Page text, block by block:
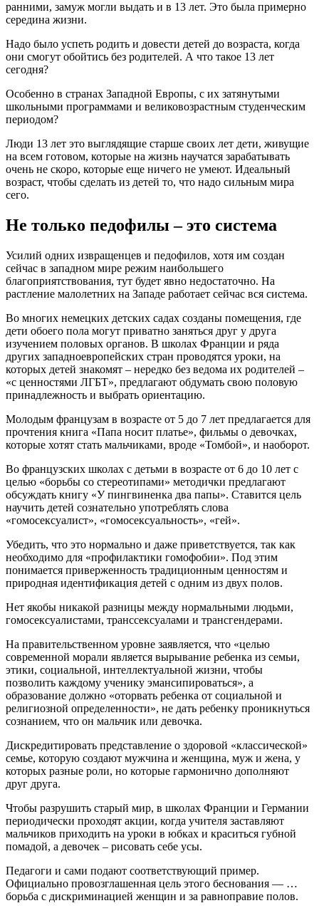
ранними, замуж могли выдать и в 13 лет. Это была примерно
середина жизни.
Надо было успеть родить и довести детей до возраста, когда
они смогут обойтись без родителей. А что такое 13 лет
сегодня?
Особенно в странах Западной Европы, с их затянутыми
школьными программами и великовозрастным студенческим
периодом?
Люди 13 лет это выглядящие старше своих лет дети, живущие
на всем готовом, которые на жизнь научатся зарабатывать
очень не скоро, которые еще ничего не умеют. Идеальный
возраст, чтобы сделать из детей то, что надо сильным мира
сего.
Не только педофилы – это система
Усилий одних извращенцев и педофилов, хотя им создан
сейчас в западном мире режим наибольшего
благоприятствования, тут будет явно недостаточно. На
растление малолетних на Западе работает сейчас вся система.
Во многих немецких детских садах созданы помещения, где
дети обоего пола могут приватно заняться друг у друга
изучением половых органов. В школах Франции и ряда
других западноевропейских стран проводятся уроки, на
которых детей знакомят – нередко без ведома их родителей –
«с ценностями ЛГБТ», предлагают обдумать свою половую
принадлежность и выбрать ориентацию.
Молодым французам в возрасте от 5 до 7 лет предлагается для
прочтения книга «Папа носит платье», фильмы о девочках,
которые хотят стать мальчиками, вроде «Томбой», и наоборот.
Во французских школах с детьми в возрасте от 6 до 10 лет с
целью «борьбы со стереотипами» методички предлагают
обсуждать книгу «У пингвиненка два папы». Ставится цель
научить детей сознательно употреблять слова
«гомосексуалист», «гомосексуальность», «гей».
Убедить, что это нормально и даже приветствуется, так как
необходимо для «профилактики гомофобии». Под этим
понимается приверженность традиционным ценностям и
природная идентификация детей с одним из двух полов.
Нет якобы никакой разницы между нормальными людьми,
гомосексуалистами, транссексуалами и трансгендерами.
На правительственном уровне заявляется, что «целью
современной морали является вырывание ребенка из семьи,
этики, социальной, интеллектуальной жизни, чтобы
позволить каждому ученику эмансипироваться», а
образование должно «оторвать ребенка от социальной и
религиозной определенности», не дать ребенку проникнуться
сознанием, что он мальчик или девочка.
Дискредитировать представление о здоровой «классической»
семье, которую создают мужчина и женщина, муж и жена, у
которых разные роли, но которые гармонично дополняют
друг друга.
Чтобы разрушить старый мир, в школах Франции и Германии
периодически проходят акции, когда учителя заставляют
мальчиков приходить на уроки в юбках и краситься губной
помадой, а девочек – рисовать себе усы.
Педагоги и сами подают соответствующий пример.
Официально провозглашенная цель этого беснования — …
борьба с дискриминацией женщин и за равноправие полов.